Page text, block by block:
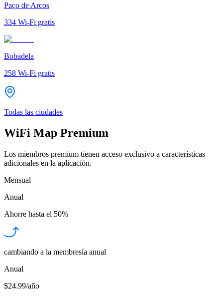
Paço de Arcos
334 Wi-Fi gratis
Bobadela
258 Wi-Fi gratis
Todas las ciudades
WiFi Map Premium
Los miembros premium tienen acceso exclusivo a características
adicionales en la aplicación.
Mensual
Anual
Ahorre hasta el 50%
cambiando a la membresía anual
Anual
$24.99/año